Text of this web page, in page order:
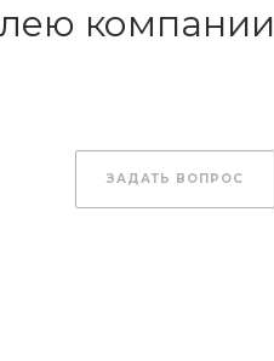
компании
ЗАДАТЬ ВОПРОС